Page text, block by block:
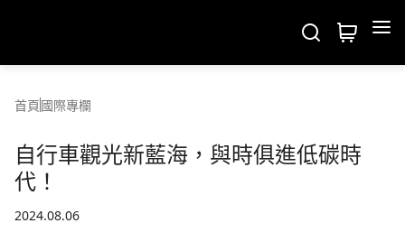
系列介紹
商品總覽
五維度測試
關於我們
首頁國際專欄
自行車觀光新藍海，與時俱進低碳時
代！
2024.08.06